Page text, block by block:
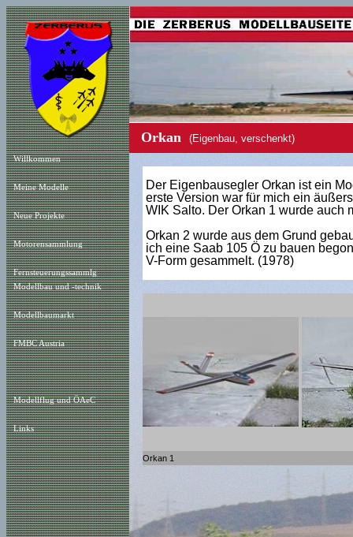
Willkommen
Meine Modelle
Neue Projekte
Motorensammlung
Fernsteuerungssammlg
Modellbau und -technik
Modellbaumarkt
FMBC Austria
Modellflug und ÖAeC
Links
Orkan (Eigenbau, verschenkt)
Der Eigenbausegler Orkan ist ein
erste Version war für mich ein
WIK Salto. Der Orkan 1 wurde auch
Orkan 2 wurde aus dem Grund
ich eine Saab 105 Ö zu bauen
V-Form gesammelt. (1978)
Orkan 1